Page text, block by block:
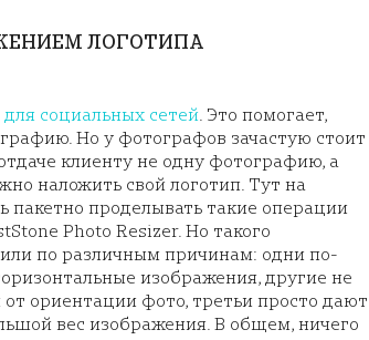
ЛОГОТИПА
социальных сетей. Это помогает,
Но у фотографов зачастую стоит
клиенту не одну фотографию, а
наложить свой логотип. Тут на
проделывать такие операции
Photo Resizer. Но такого
по различным причинам: одни по-
изображения, другие не
ориентации фото, третьи просто дают
вес изображения. В общем, ничего